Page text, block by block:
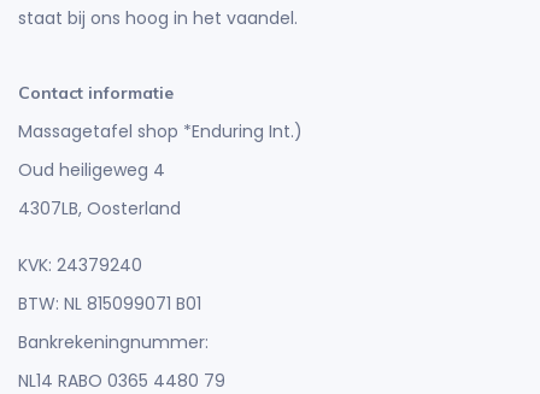
staat bij ons hoog in het vaandel.
Contact informatie
Massagetafel shop *Enduring Int.)
Oud heiligeweg 4
4307LB, Oosterland
KVK: 24379240
BTW: NL 815099071 B01
Bankrekeningnummer:
NL14 RABO 0365 4480 79